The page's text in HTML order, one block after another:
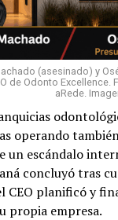
(asesinado) y
de Odonto
aRede.
operando
un escándalo
concluyó tras
CEO planificó y
propia empresa.